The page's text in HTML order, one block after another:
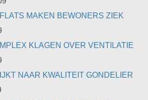
MAKEN BEWONERS ZIEK
KLAGEN OVER VENTILATIE
NAAR KWALITEIT GONDELIER